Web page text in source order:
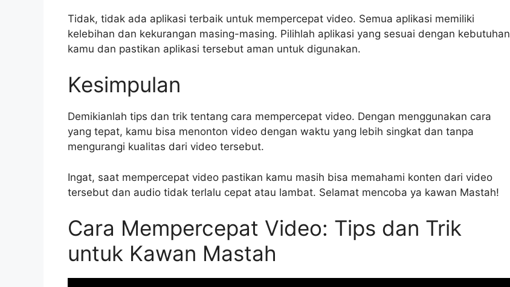
Tidak, tidak ada aplikasi terbaik untuk mempercepat video. Semua aplikasi memiliki
kelebihan dan kekurangan masing-masing. Pilihlah aplikasi yang sesuai dengan kebutuhan
kamu dan pastikan aplikasi tersebut aman untuk digunakan.
Kesimpulan
Demikianlah tips dan trik tentang cara mempercepat video. Dengan menggunakan cara
yang tepat, kamu bisa menonton video dengan waktu yang lebih singkat dan tanpa
mengurangi kualitas dari video tersebut.
Ingat, saat mempercepat video pastikan kamu masih bisa memahami konten dari video
tersebut dan audio tidak terlalu cepat atau lambat. Selamat mencoba ya kawan Mastah!
Cara Mempercepat Video: Tips dan Trik
untuk Kawan Mastah